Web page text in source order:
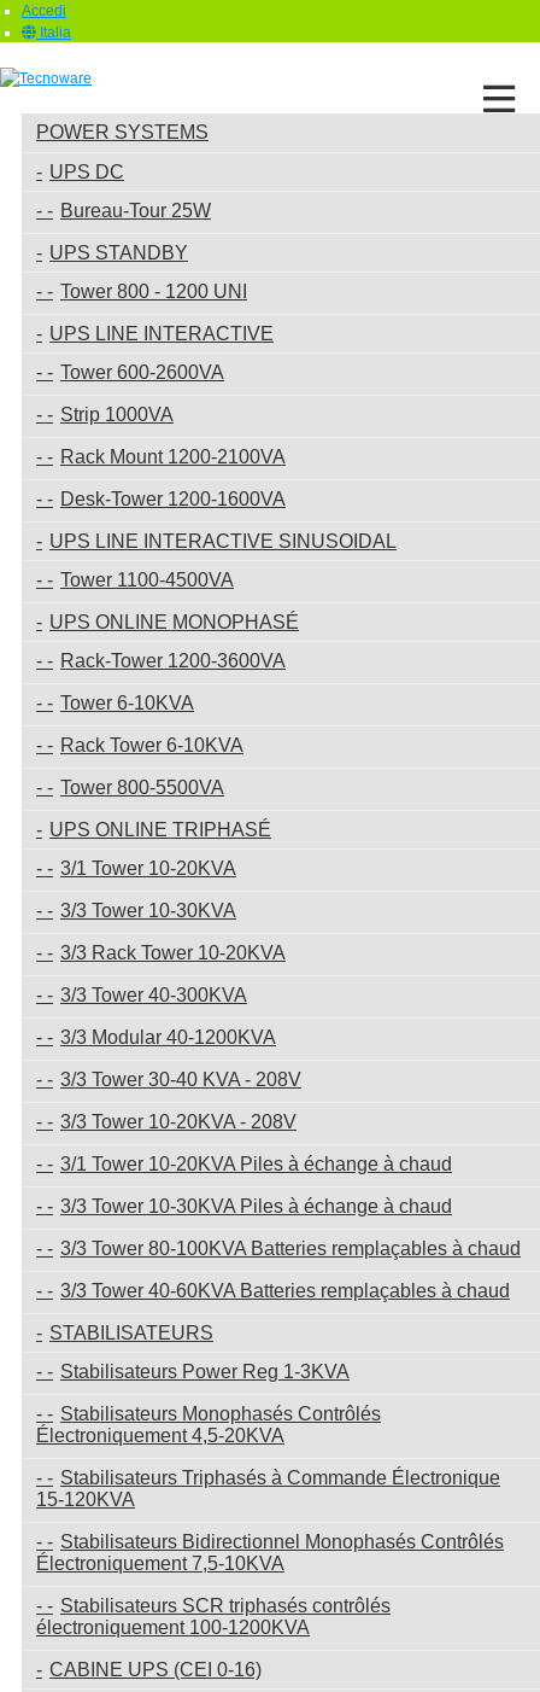
Accedi
Italia
POWER SYSTEMS
UPS DC
Bureau-Tour 25W
UPS STANDBY
Tower 800 - 1200 UNI
UPS LINE INTERACTIVE
Tower 600-2600VA
Strip 1000VA
Rack Mount 1200-2100VA
Desk-Tower 1200-1600VA
UPS LINE INTERACTIVE SINUSOIDAL
Tower 1100-4500VA
UPS ONLINE MONOPHASÉ
Rack-Tower 1200-3600VA
Tower 6-10KVA
Rack Tower 6-10KVA
Tower 800-5500VA
UPS ONLINE TRIPHASÉ
3/1 Tower 10-20KVA
3/3 Tower 10-30KVA
3/3 Rack Tower 10-20KVA
3/3 Tower 40-300KVA
3/3 Modular 40-1200KVA
3/3 Tower 30-40 KVA - 208V
3/3 Tower 10-20KVA - 208V
3/1 Tower 10-20KVA Piles à échange à chaud
3/3 Tower 10-30KVA Piles à échange à chaud
3/3 Tower 80-100KVA Batteries remplaçables à chaud
3/3 Tower 40-60KVA Batteries remplaçables à chaud
STABILISATEURS
Stabilisateurs Power Reg 1-3KVA
Stabilisateurs Monophasés Contrôlés
Électroniquement 4,5-20KVA
Stabilisateurs Triphasés à Commande Électronique
15-120KVA
Stabilisateurs Bidirectionnel Monophasés Contrôlés
Électroniquement 7,5-10KVA
Stabilisateurs SCR triphasés contrôlés
électroniquement 100-1200KVA
CABINE UPS (CEI 0-16)